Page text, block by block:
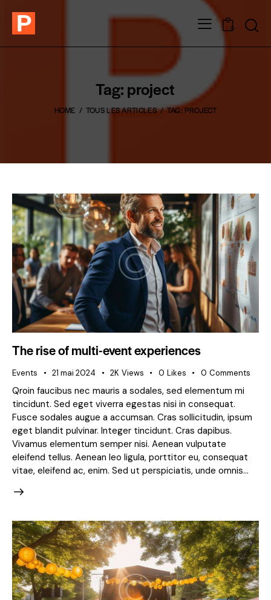
0
Tag: project
HOME TOUS LES ARTICLES TAG: PROJECT
The rise of multi-event experiences
Events 21 mai 2024 2K Views 0 Likes 0 Comments
Qroin faucibus nec mauris a sodales, sed elementum mi
tincidunt. Sed eget viverra egestas nisi in consequat.
Fusce sodales augue a accumsan. Cras sollicitudin, ipsum
eget blandit pulvinar. Integer tincidunt. Cras dapibus.
Vivamus elementum semper nisi. Aenean vulputate
eleifend tellus. Aenean leo ligula, porttitor eu, consequat
vitae, eleifend ac, enim. Sed ut perspiciatis, unde omnis…